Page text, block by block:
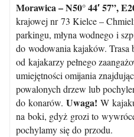
Morawica – N50° 44′ 57”,
krajowej nr 73 Kielce –
parkingu, młyna wodnego i
do wodowania kajaków. Trasa
od kajakarzy pełnego
umiejętności omijania
powalonych drzew lub
do konarów. Uwaga! W
na boki, gdyż grozi to
pochylamy się do przodu.